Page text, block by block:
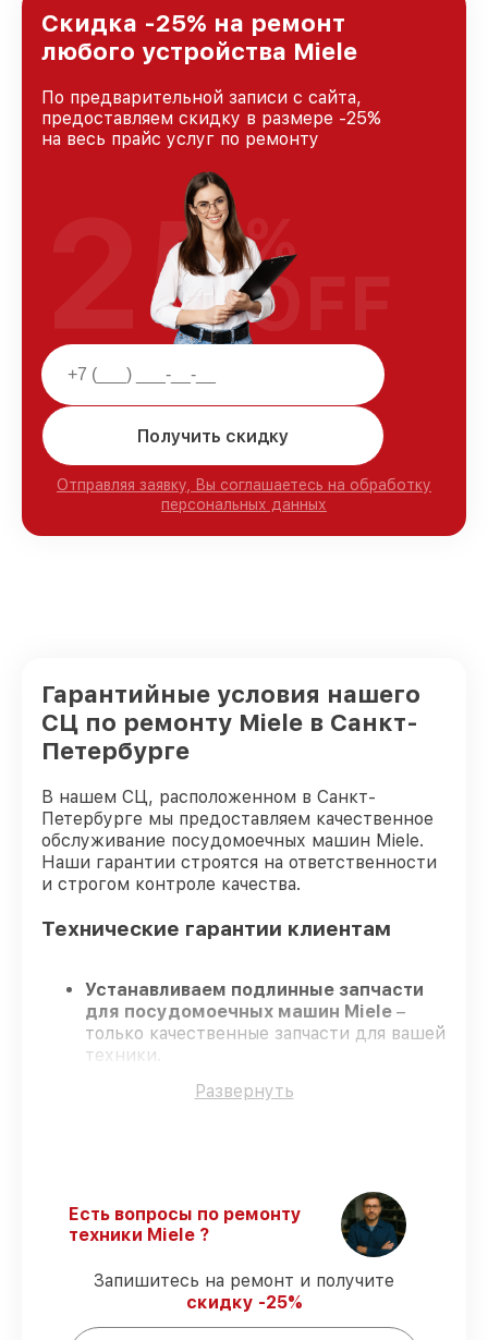
Скидка -25% на ремонт
любого устройства Miele
По предварительной записи с сайта,
предоставляем скидку в размере -25%
на весь прайс услуг по ремонту
Получить скидку
Отправляя заявку, Вы соглашаетесь на обработку
персональных данных
25%
OFF
Гарантийные условия нашего
СЦ по ремонту Miele в Санкт-
Петербурге
В нашем СЦ, расположенном в Санкт-
Петербурге мы предоставляем качественное
обслуживание посудомоечных машин Miele.
Наши гарантии строятся на ответственности
и строгом контроле качества.
Технические гарантии клиентам
Устанавливаем подлинные запчасти
для посудомоечных машин Miele –
только качественные запчасти для вашей
техники.
строгий отбор, что гарантирует
оговоренные сроки.
Гарантийное обслуживание– на все
виды работ и комплектующие для
посудомоечных машин Miele
предоставляется длительная гарантия.
Развернуть
Есть вопросы по ремонту
техники Miele ?
Запишитесь на ремонт и получите
скидку -25%